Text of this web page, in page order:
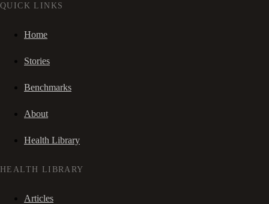
QUICK LINKS
Home
Stories
Benchmarks
About
Health Library
HEALTH LIBRARY
Articles